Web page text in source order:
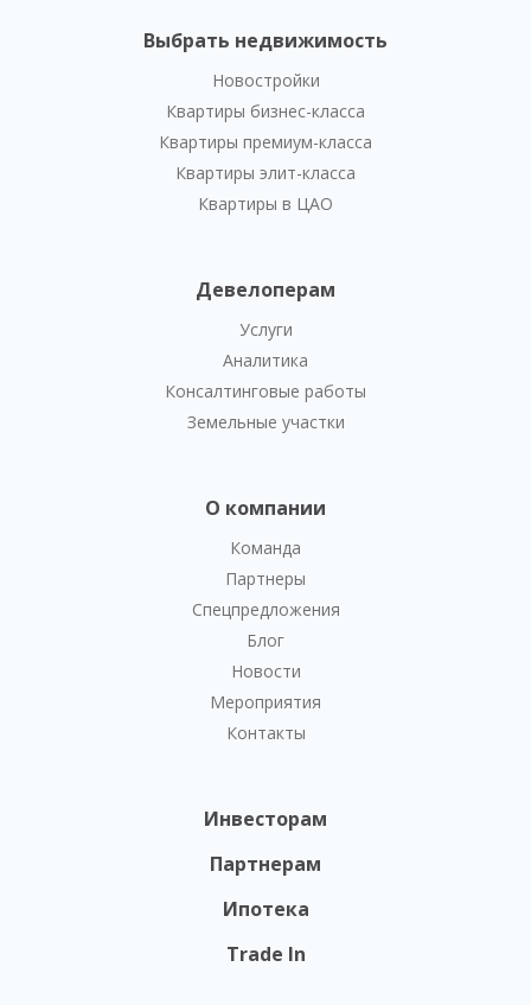
Выбрать недвижимость
Новостройки
Квартиры бизнес-класса
Квартиры премиум-класса
Квартиры элит-класса
Квартиры в ЦАО
Девелоперам
Услуги
Аналитика
Консалтинговые работы
Земельные участки
О компании
Команда
Партнеры
Спецпредложения
Блог
Новости
Мероприятия
Контакты
Инвесторам
Партнерам
Ипотека
Trade In